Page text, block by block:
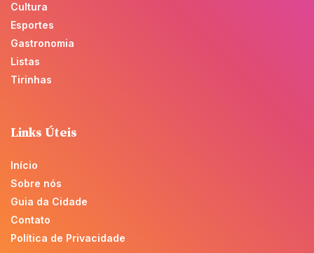
Cultura
Esportes
Gastronomia
Listas
Tirinhas
Links Úteis
Início
Sobre nós
Guia da Cidade
Contato
Política de Privacidade